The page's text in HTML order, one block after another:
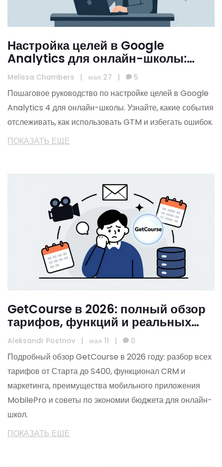
Настройка целей в Google
Analytics для онлайн-школы:
пошаговый гайд
Melissa Chambers | мая 27 | 5
Пошаговое руководство по настройке целей в Google
Analytics 4 для онлайн-школы. Узнайте, какие события
отслеживать, как использовать GTM и избегать ошибок.
ПОКАЗАТЬ ЕЩЕ
GetCourse в 2026: полный обзор
тарифов, функций и реальных
цен
Aleksandr Postnov | мая 11 | 0
Подробный обзор GetCourse в 2026 году: разбор всех
тарифов от Старта до S400, функционал CRM и
маркетинга, преимущества мобильного приложения
MobilePro и советы по экономии бюджета для онлайн-
школ.
ПОКАЗАТЬ ЕЩЕ